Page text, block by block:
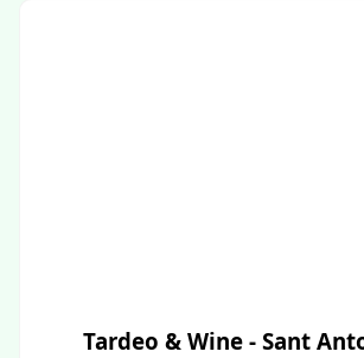
Tardeo & Wine - Sant